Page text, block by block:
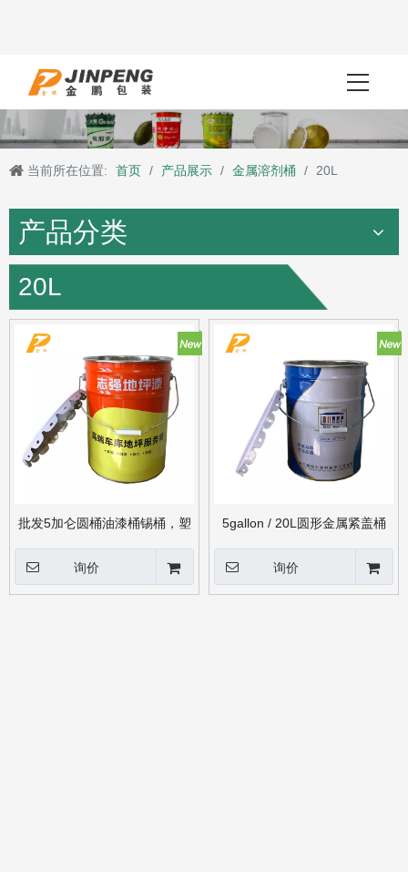
当前所在位置: 首页 / 产品展示 / 金属溶剂桶 / 20L
产品分类
20L
批发5加仑圆桶油漆桶锡桶，塑
询价
5gallon / 20L圆形金属紧盖桶
询价